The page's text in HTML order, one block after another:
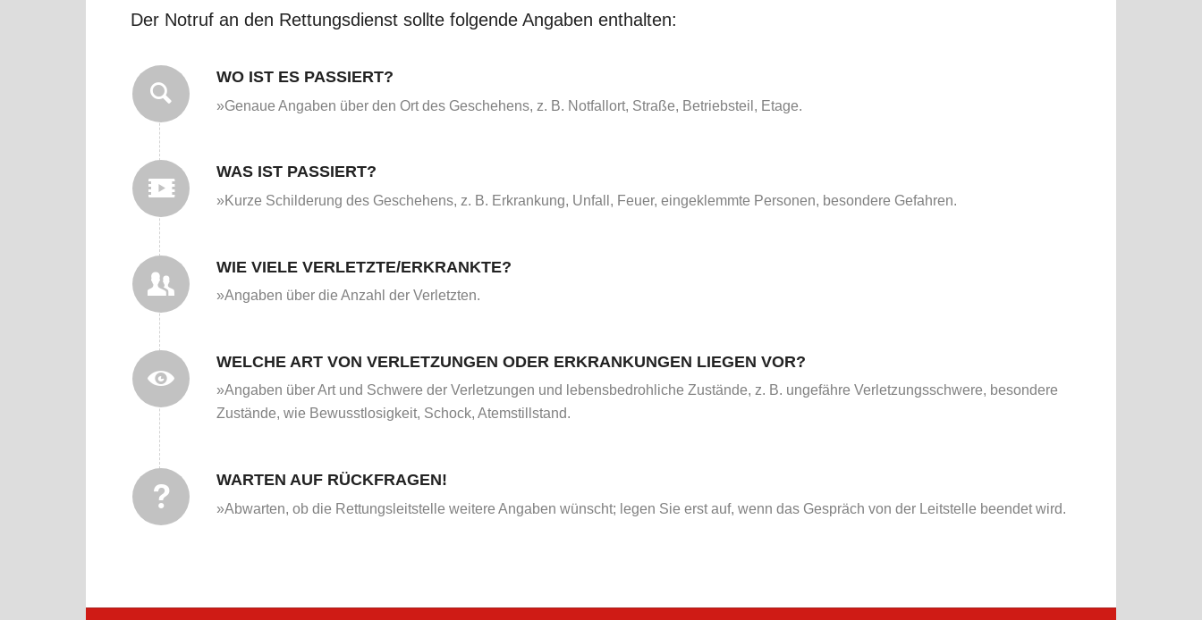
Der Notruf an den Rettungsdienst sollte folgende Angaben enthalten:
WO IST ES PASSIERT?
»Genaue Angaben über den Ort des Geschehens, z. B. Notfallort, Straße, Betriebsteil, Etage.
WAS IST PASSIERT?
»Kurze Schilderung des Geschehens, z. B. Erkrankung, Unfall, Feuer, eingeklemmte Personen, besondere Gefahren.
WIE VIELE VERLETZTE/ERKRANKTE?
»Angaben über die Anzahl der Verletzten.
WELCHE ART VON VERLETZUNGEN ODER ERKRANKUNGEN LIEGEN VOR?
»Angaben über Art und Schwere der Verletzungen und lebensbedrohliche Zustände, z. B. ungefähre Verletzungsschwere, besondere
Zustände, wie Bewusstlosigkeit, Schock, Atemstillstand.
WARTEN AUF RÜCKFRAGEN!
»Abwarten, ob die Rettungsleitstelle weitere Angaben wünscht; legen Sie erst auf, wenn das Gespräch von der Leitstelle beendet wird.